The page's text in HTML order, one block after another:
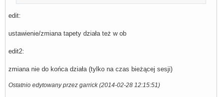
edit:
ustawienie/zmiana tapety działa też w ob
edit2:
zmiana nie do końca działa (tylko na czas bieżącej sesji)
Ostatnio edytowany przez garrick (2014-02-28 12:15:51)